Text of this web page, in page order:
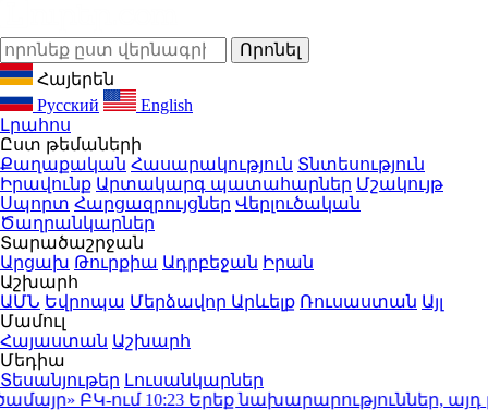
Հայերեն
Русский
English
Լրահոս
Ըստ թեմաների
Քաղաքական Հասարակություն Տնտեսություն
Իրավունք Արտակարգ պատահարներ Մշակույթ
Սպորտ Հարցազրույցներ Վերլուծական
Ծաղրանկարներ
Տարածաշրջան
Արցախ Թուրքիա Ադրբեջան Իրան
Աշխարհ
ԱՄՆ Եվրոպա Մերձավոր Արևելք Ռուսաստան Այլ
Մամուլ
Հայաստան Աշխարհ
Մեդիա
Տեսանյութեր Լուսանկարներ
ԲԿ-ում10:23Երեք նախարարություններ, այդ